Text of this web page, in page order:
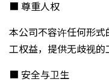
■ 尊重人权
本公司不容许任何形
工权益，提供无歧视的
■ 安全与卫生